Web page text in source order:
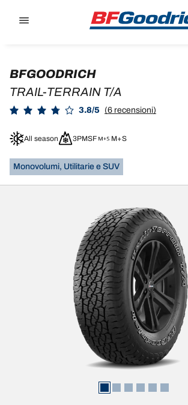
BFGOODRICH
TRAIL-TERRAIN T/A
3.8/5 (6 recensioni)
All season 3PMSF M+S
Monovolumi, Utilitarie e SUV